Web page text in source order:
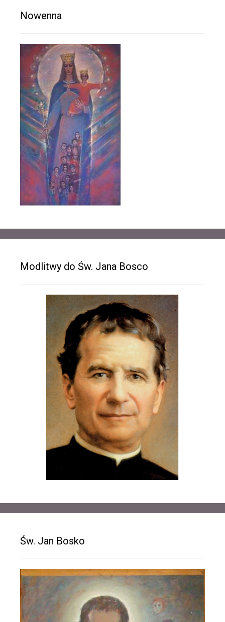
Nowenna
Modlitwy do Św. Jana Bosco
Św. Jan Bosko